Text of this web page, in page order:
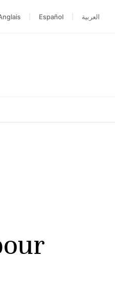
Español العربية